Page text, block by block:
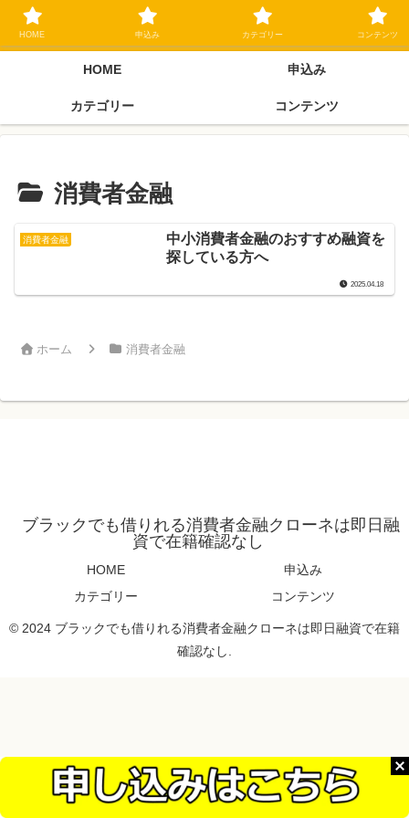
ブラックリスト長期延滞中でもOK 独自審査フリーローン 在籍確認なしの街
金クローネにご相談ください
HOME 申込み
カテゴリー コンテンツ
消費者金融
消費者金融
中小消費者金融のおすすめ融資を
探している方へ
2025.04.18
ホーム 消費者金融
ブラックでも借りれる消費者金融クローネは即日融
資で在籍確認なし
HOME
申込み
カテゴリー
コンテンツ
© 2024 ブラックでも借りれる消費者金融クローネは即日融資で在籍
確認なし.
HOME 申込み カテゴリー コンテンツ